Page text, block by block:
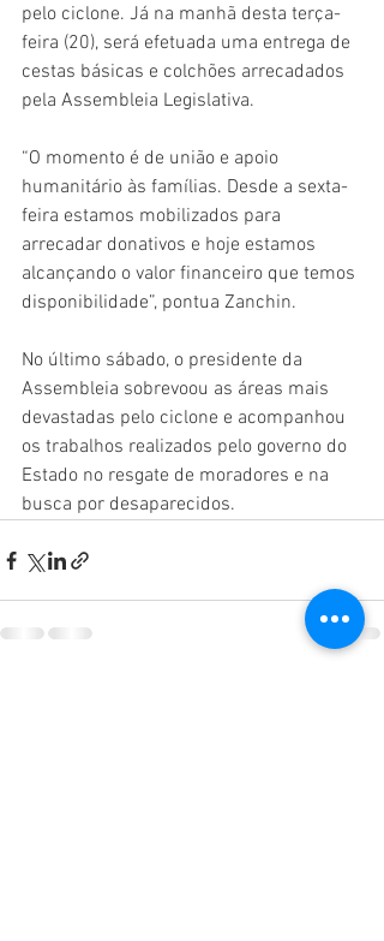
pelo ciclone. Já na manhã desta terça-
feira (20), será efetuada uma entrega de
cestas básicas e colchões arrecadados
pela Assembleia Legislativa.
“O momento é de união e apoio
humanitário às famílias. Desde a sexta-
feira estamos mobilizados para
arrecadar donativos e hoje estamos
alcançando o valor financeiro que temos
disponibilidade”, pontua Zanchin.
No último sábado, o presidente da
Assembleia sobrevoou as áreas mais
devastadas pelo ciclone e acompanhou
os trabalhos realizados pelo governo do
Estado no resgate de moradores e na
busca por desaparecidos.